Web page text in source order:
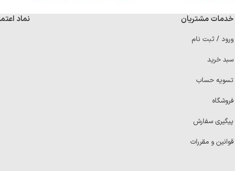
خدمات مشتریان
ورود / ثبت نام
سبد خرید
تسویه حساب
فروشگاه
پیگیری سفارش
قوانین و مقررات
نماد